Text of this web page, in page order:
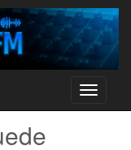
Toggle